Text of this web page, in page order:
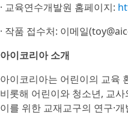
· 교육연수개발원 홈페이지:
· 작품 접수처: 이메일
아이코리아 소개
아이코리아는 어린이의 교육
비롯해 어린이와 청소년, 교
이를 위한 교재교구의 연구·